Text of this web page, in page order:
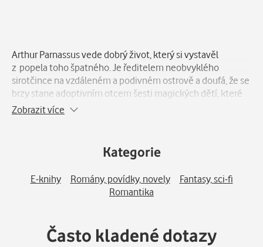
Arthur Parnassus vede dobrý život, který si vystavěl
z popela toho špatného. Je ředitelem neobvyklého
sirotčince na vzdáleném a podivném ostrově a doufá, že se
brzy stane adoptivním otcem šesti magických dětí, které
tam žijí.
s Linusem Bakerem, bývalým pracovníkem Oddělení péče
o magickou mládež a láskou Arthurova života, odhalili
světu, jak vládní sirotčince fungují, strach z magie stále
rezonuje. A ne každý má radost z veřejného slyšení, na
němž má Arthur podat své svědectví.
V pokračování Domu v blankytně modrém moři se
Arthurova nesourodá magická rodina musí popasovat s
Zobrazit více
Kategorie
E-knihy Romány, povídky, novely
Fantasy, sci-fi
Romantika
Často kladené dotazy